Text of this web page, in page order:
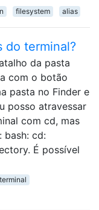
filesystem alias
do terminal?
da pasta
com o botão
pasta no Finder e
posso atravessar
com cd, mas
bash: cd:
É possível
terminal